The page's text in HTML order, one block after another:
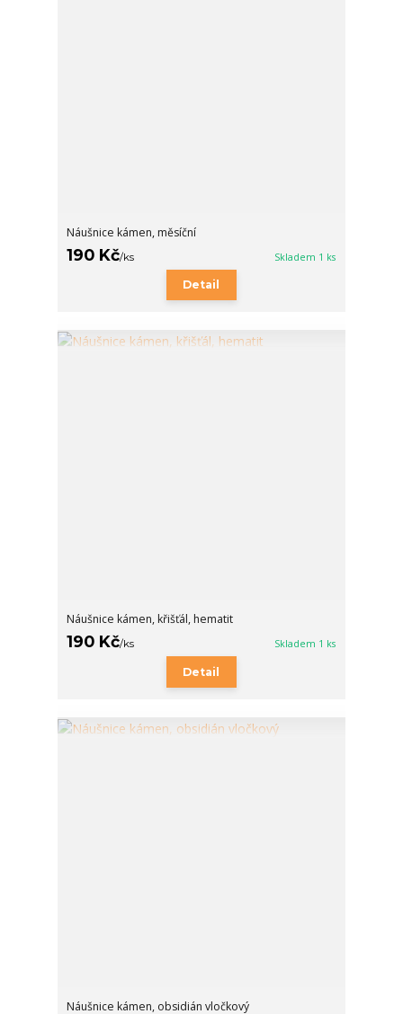
Náušnice kámen, měsíční
190 Kč/ks Skladem 1 ks
Detail
Náušnice kámen, křišťál, hematit
190 Kč/ks Skladem 1 ks
Detail
Náušnice kámen, obsidián vločkový